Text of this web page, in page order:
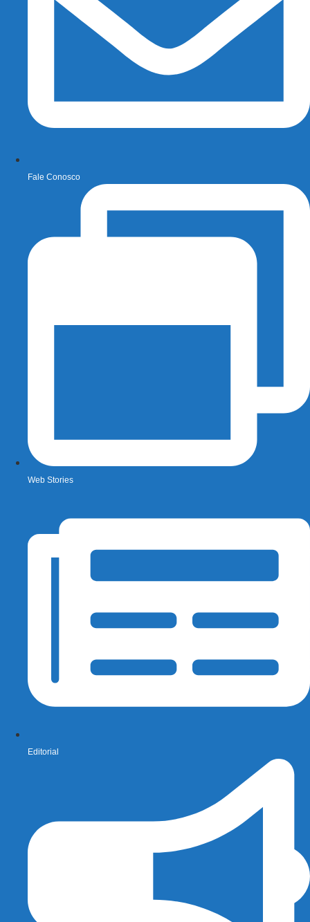
Fale Conosco
Web Stories
Editorial